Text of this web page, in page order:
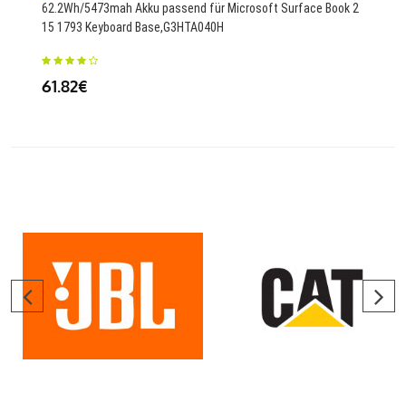
62.2Wh/5473mah Akku passend für Microsoft Surface Book 2
15 1793 Keyboard Base,G3HTA040H
61.82€